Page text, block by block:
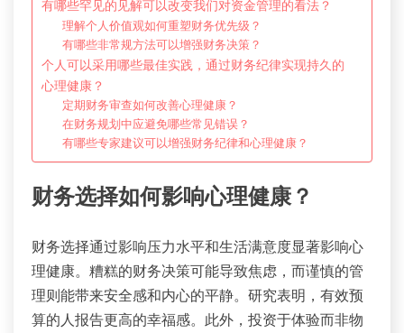
有哪些罕见的见解可以改变我们对资金管理的看法？
理解个人价值观如何重塑财务优先级？
有哪些非常规方法可以增强财务决策？
个人可以采用哪些最佳实践，通过财务纪律实现持久的
心理健康？
定期财务审查如何改善心理健康？
在财务规划中应避免哪些常见错误？
有哪些专家建议可以增强财务纪律和心理健康？
财务选择如何影响心理健康？
财务选择通过影响压力水平和生活满意度显著影响心
理健康。糟糕的财务决策可能导致焦虑，而谨慎的管
理则能带来安全感和内心的平静。研究表明，有效预
算的人报告更高的幸福感。此外，投资于体验而非物